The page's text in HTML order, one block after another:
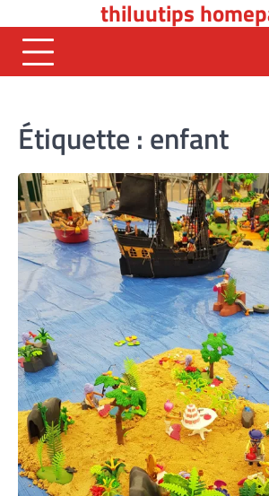
to
content
thiluutips
Étiquette : enfant